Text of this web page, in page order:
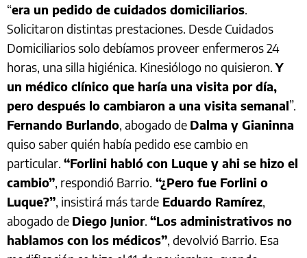
“era un pedido de cuidados domiciliarios
Solicitaron distintas prestaciones. Desde Cuidados
Domiciliarios solo debíamos proveer enfermeros 24
horas, una silla higiénica. Kinesiólogo no quisieron.Y
un médico clínico que haría una visita por día,
pero después lo cambiaron a una visita semanal”.
Fernando Burlando , abogado de Dalma y Gianinna
quiso saber quién había pedido ese cambio en
particular. “Forlini habló con Luque y ahi se hizo el
cambio” , respondió Barrio. “¿Pero fue Forlini o
Luque?” , insistirá más tarde Eduardo Ramírez
abogado de Diego Junior. “Los administrativos no
hablamos con los médicos” , devolvió Barrio. Esa